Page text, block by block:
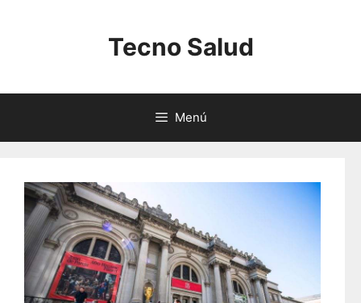
Tecno Salud
Menú